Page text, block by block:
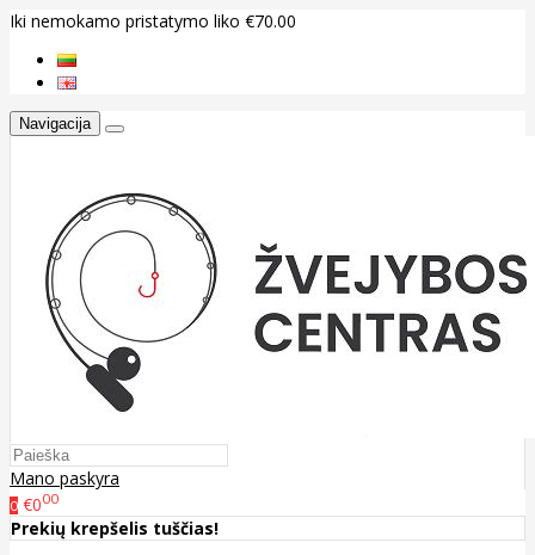
Iki nemokamo pristatymo liko €70.00
Navigacija
Mano paskyra
0 €000
Prekių krepšelis tuščias!